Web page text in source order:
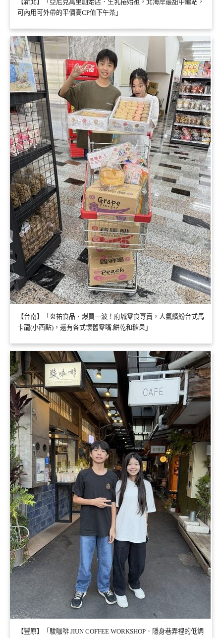
【新北】「亞尼克萬里創始店．生乳捲始祖，北海岸最甜中繼站，
可內用可外帶的平價高CP值下午茶」
【台南】「炎祐食品．爆買一波！府城零食專賣，人氣繽紛台式馬
卡龍(小西點)，還有各式懷舊零嘴.餅乾和糖果」
【豐原】「駿咖啡 JIUN COFFEE WORKSHOP．隱身巷弄裡的低調